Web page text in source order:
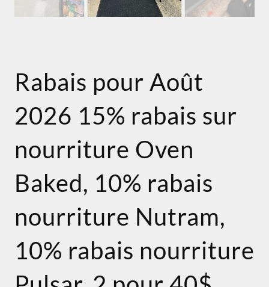
Rabais pour Août
2026 15% rabais sur
nourriture Oven
Baked, 10% rabais
nourriture Nutram,
10% rabais nourriture